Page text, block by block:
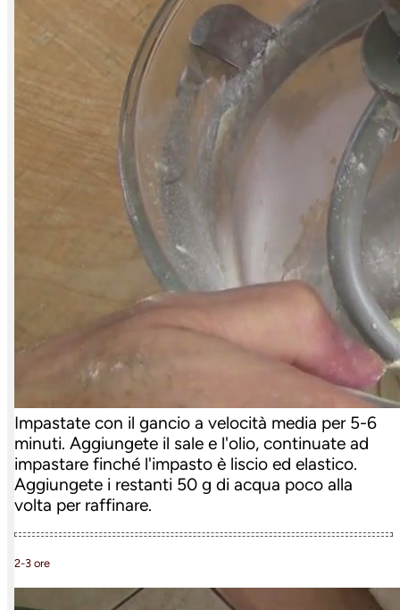
Impastate con il gancio a velocità media per 5-6
minuti. Aggiungete il sale e l'olio, continuate ad
impastare finché l'impasto è liscio ed elastico.
Aggiungete i restanti 50 g di acqua poco alla
volta per raffinare.
2-3 ore